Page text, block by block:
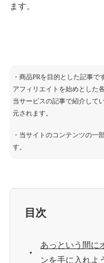
ます。
・商品PRを目的とした記事
アフィリエイトを始めとした
当サービスの記事で紹介して
元されます。
・当サイトのコンテンツの一
す。
目次
あっという間に
ンを手に入れよ